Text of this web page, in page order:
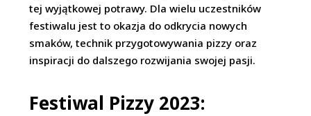
tej wyjątkowej potrawy. Dla wielu uczestników
festiwalu jest to okazja do odkrycia nowych
smaków, technik przygotowywania pizzy oraz
inspiracji do dalszego rozwijania swojej pasji.
Festiwal Pizzy 2023: